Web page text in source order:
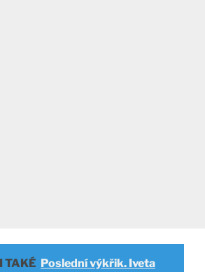
TAKÉ Poslední výkřik. Iveta